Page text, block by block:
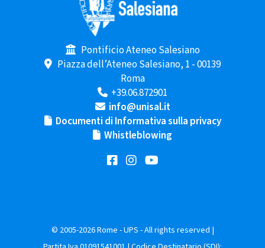
Pontificio Ateneo Salesiano
Piazza dell’Ateneo Salesiano, 1 - 00139
Roma
+39.06.872901
info@unisal.it
Documenti di Informativa sulla privacy
Whistleblowing
© 2005-2026 Rome - UPS - All rights reserved |